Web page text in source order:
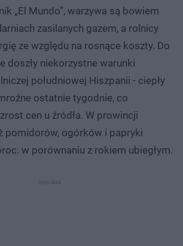
„El Mundo”, warzywa są bowiem
zasilanych gazem, a rolnicy
ze względu na rosnące koszty. Do
doszły niekorzystne warunki
południowej Hiszpanii - ciepły
ostatnie tygodnie, co
cen u źródła. W prowincji
pomidorów, ogórków i papryki
w porównaniu z rokiem ubiegłym.